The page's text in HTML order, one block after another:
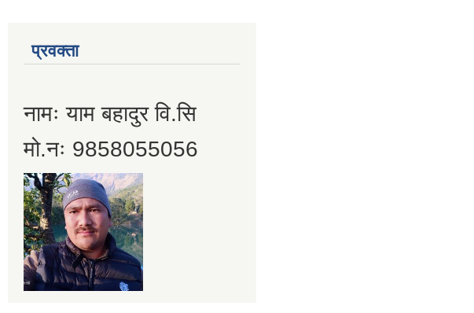
प्रवक्ता
नामः याम बहादुर वि.सि
मो.नः 9858055056